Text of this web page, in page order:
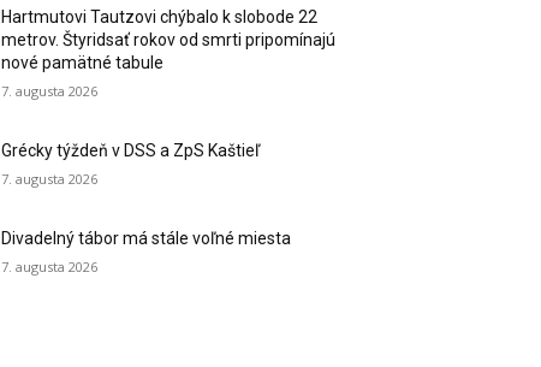
Hartmutovi Tautzovi chýbalo k slobode 22
metrov. Štyridsať rokov od smrti pripomínajú
nové pamätné tabule
7. augusta 2026
Grécky týždeň v DSS a ZpS Kaštieľ
7. augusta 2026
Divadelný tábor má stále voľné miesta
7. augusta 2026